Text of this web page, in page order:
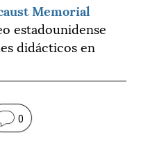
Memorial
estadounidense
didácticos en
0